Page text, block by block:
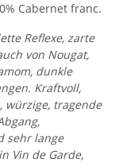
Cabernet franc.
Reflexe, zarte
von Nougat,
dunkle
Kraftvoll,
würzige, tragende
sehr lange
Vin de Garde,